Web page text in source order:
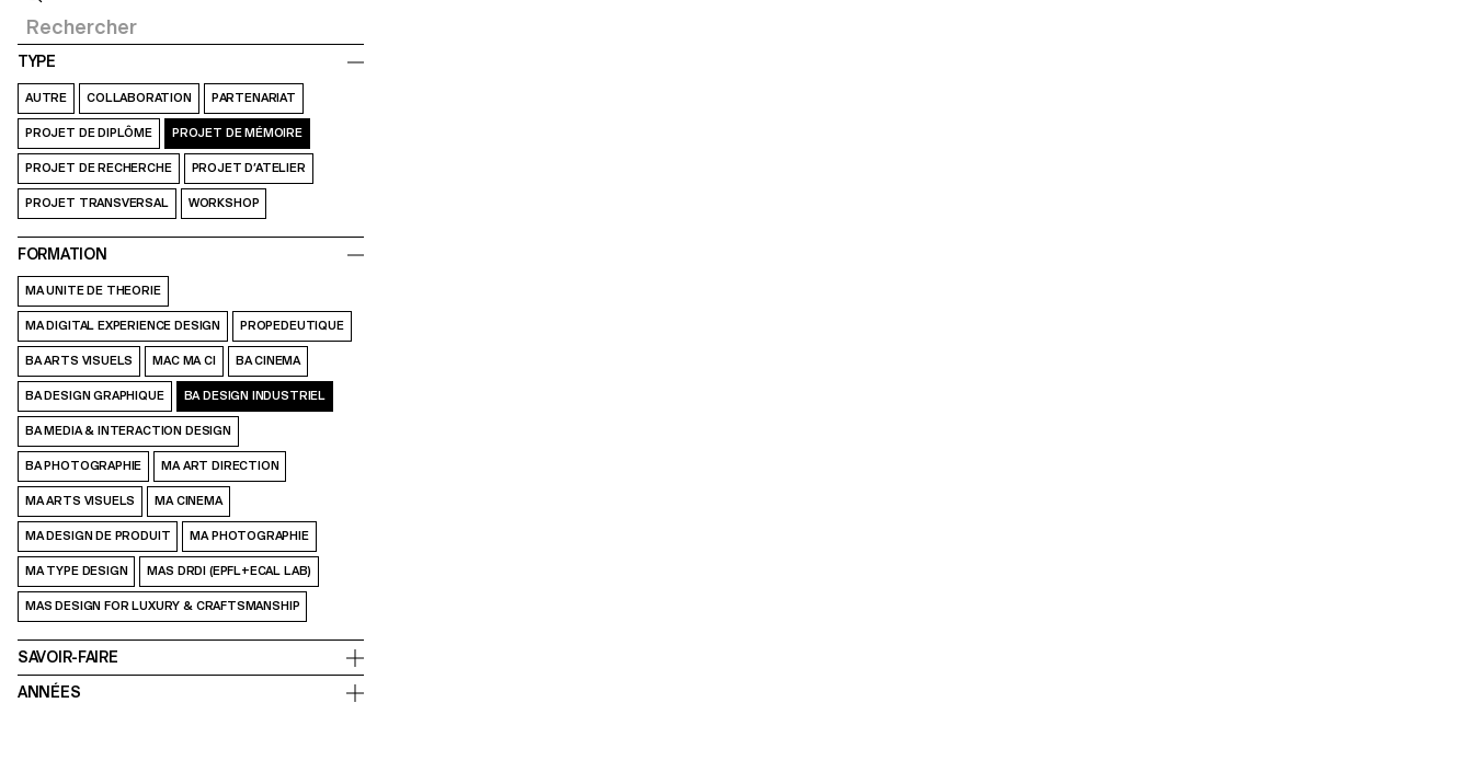
TYPE
AUTRE COLLABORATION PARTENARIAT
PROJET DE DIPLÔME PROJET DE MÉMOIRE
PROJET DE RECHERCHE PROJET D’ATELIER
PROJET TRANSVERSAL WORKSHOP
FORMATION
MA UNITE DE THEORIE
MA DIGITAL EXPERIENCE DESIGN PROPEDEUTIQUE
BA ARTS VISUELS MAC MA CI BA CINEMA
BA DESIGN GRAPHIQUE BA DESIGN INDUSTRIEL
BA MEDIA & INTERACTION DESIGN
BA PHOTOGRAPHIE MA ART DIRECTION
MA ARTS VISUELS MA CINEMA
MA DESIGN DE PRODUIT MA PHOTOGRAPHIE
MA TYPE DESIGN MAS DRDI (EPFL+ECAL LAB)
MAS DESIGN FOR LUXURY & CRAFTSMANSHIP
SAVOIR-FAIRE
ANNÉES